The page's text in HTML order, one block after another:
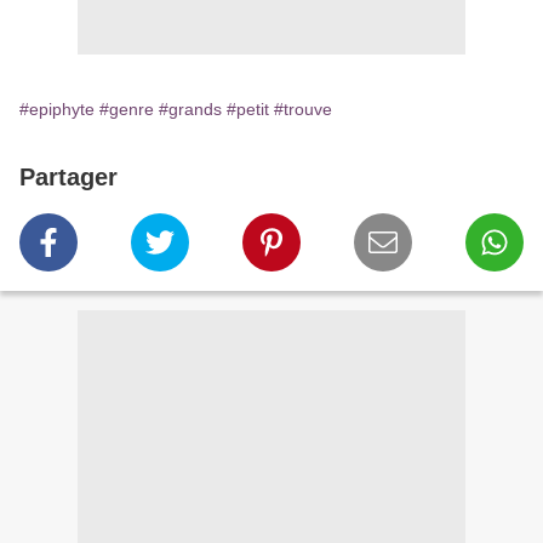
#epiphyte #genre #grands #petit #trouve
Partager